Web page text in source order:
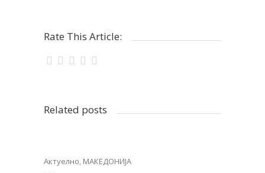
Rate This Article:
Related posts
Актуелно, МАКЕДОНИЈА